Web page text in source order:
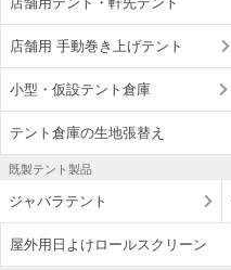
店舗用 手動巻き上げテント
小型・仮設テント倉庫
テント倉庫の生地張替え
既製テント製品
ジャバラテント
屋外用日よけロールスクリーン